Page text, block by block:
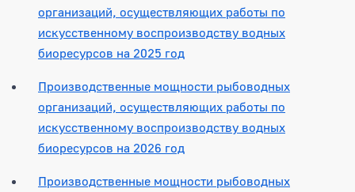
организаций, осуществляющих работы по
искусственному воспроизводству водных
биоресурсов на 2025 год
Производственные мощности рыбоводных
организаций, осуществляющих работы по
искусственному воспроизводству водных
биоресурсов на 2026 год
Производственные мощности рыбоводных